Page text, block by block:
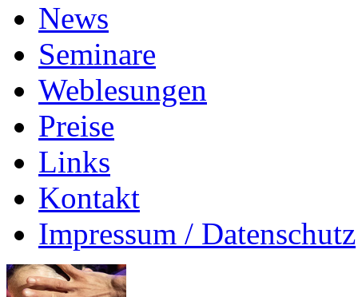
News
Seminare
Weblesungen
Preise
Links
Kontakt
Impressum / Datenschutz